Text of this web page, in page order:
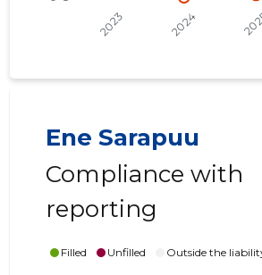
Ene Sarapuu
Compliance with
reporting
Filled Unfilled Outside the